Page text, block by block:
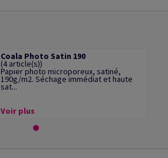
Coala Photo Satin 190
(4 article(s))
Papier photo microporeux, satiné,
190g/m2. Séchage immédiat et haute
sat...
Voir plus